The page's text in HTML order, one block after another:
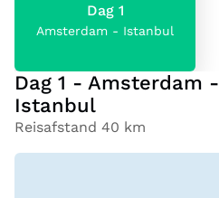
Dag 1
Amsterdam - Istanbul
Dag 1 - Amsterdam -
Istanbul
Reisafstand 40 km